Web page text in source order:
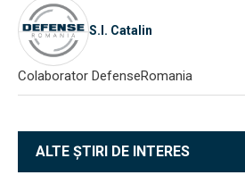
S.I. Catalin
Colaborator DefenseRomania
ALTE ȘTIRI DE INTERES